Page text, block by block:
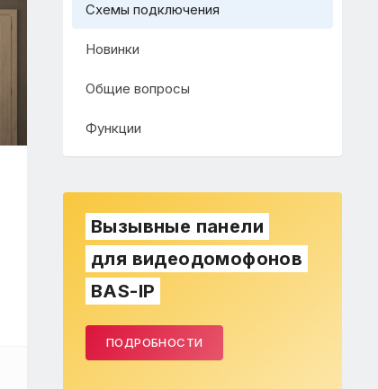
Схемы подключения
Новинки
Общие вопросы
Функции
Вызывные панели
для видеодомофонов
BAS-IP
ПОДРОБНОСТИ